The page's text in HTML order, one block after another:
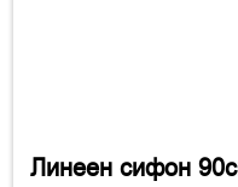
Линеен сифон